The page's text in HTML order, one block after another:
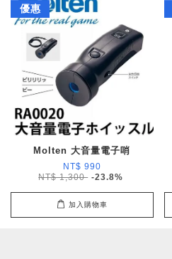
優惠
Molten 大音量電子哨
NT$ 990
NT$ 1,300 -23.8%
加入購物車